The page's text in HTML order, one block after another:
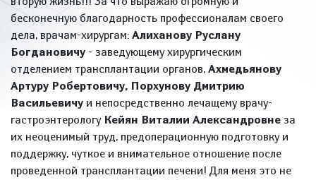
бесконечную благодарность профессионалам своего
дела, врачам-хирургам: Алиханову Руслану
Богдановичу - заведующему хирургическим
отделением трансплантации органов, Ахмедьянову
Артуру Робертовичу, Порхунову Дмитрию
Васильевичу и непосредственно лечащему врачу-
гастроэнтерологу Кейян Виталии Александровне за
их неоценимый труд, предоперационную подготовку и
поддержку, чуткое и внимательное отношение после
проведенной трансплантации печени! Для меня это не